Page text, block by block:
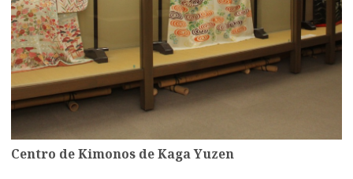
Centro de Kimonos de Kaga Yuzen